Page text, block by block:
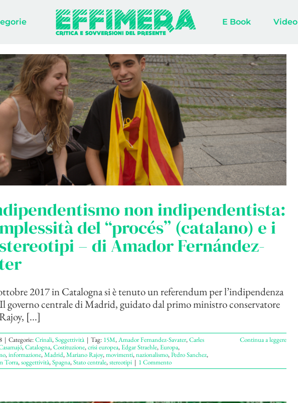
E Book Video
non indipendentista:
del “procés” (catalano) e i
– di Amador Fernández-
2017 in Catalogna si è tenuto un referendum per l’indipendenza
governo centrale di Madrid, guidato dal primo ministro conservatore
[...]
| Categorie:Crinali,Soggettività | Tag: 15M,Amador Fernandez-Savater,Carles
,Catalogna,Costituzione,crisi europea,Edgar Straehle,Europa,
,informazione,Madrid,Mariano Rajoy,movimenti,nazionalismo,Pedro Sanchez,
Torra,soggettività,Spagna,Stato centrale,stereotipi | 1 Commento
Continua a leggere